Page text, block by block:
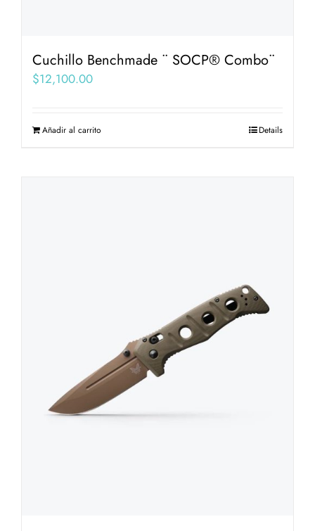
Cuchillo Benchmade ¨ SOCP® Combo¨
$12,100.00
Añadir al carrito Details